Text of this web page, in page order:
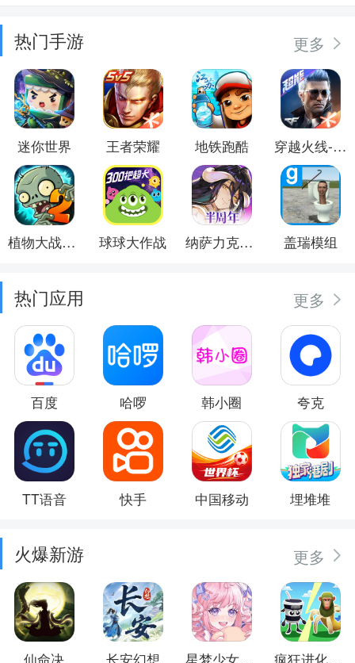
热门手游 更多
迷你世界 王者荣耀 地铁跑酷 穿越火线-枪战王者
植物大战僵尸2 球球大作战 纳萨力克之王 盖瑞模组
热门应用 更多
百度 哈啰 韩小圈 夸克
TT语音 快手 中国移动 埋堆堆
火爆新游 更多
仙命决 长安幻想 星梦少女换装 疯狂进化防卫战